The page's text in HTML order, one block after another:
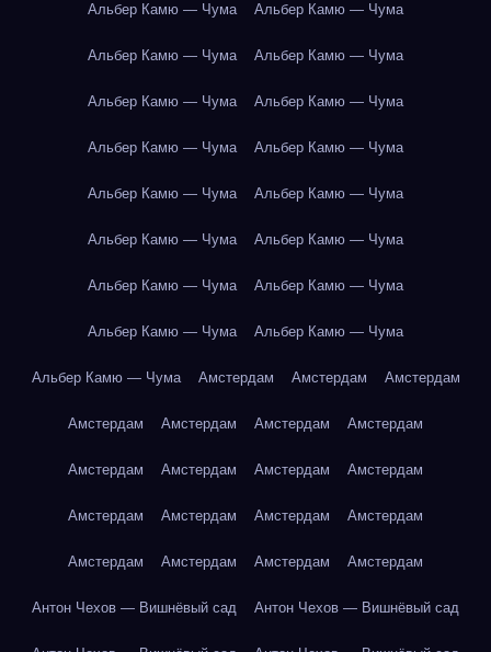
Альбер Камю — Чума Альбер Камю — Чума
Альбер Камю — Чума Альбер Камю — Чума
Альбер Камю — Чума Альбер Камю — Чума
Альбер Камю — Чума Альбер Камю — Чума
Альбер Камю — Чума Альбер Камю — Чума
Альбер Камю — Чума Альбер Камю — Чума
Альбер Камю — Чума Альбер Камю — Чума
Альбер Камю — Чума Альбер Камю — Чума
Альбер Камю — Чума Амстердам Амстердам Амстердам
Амстердам Амстердам Амстердам Амстердам
Амстердам Амстердам Амстердам Амстердам
Амстердам Амстердам Амстердам Амстердам
Амстердам Амстердам Амстердам Амстердам
Антон Чехов — Вишнёвый сад Антон Чехов — Вишнёвый сад